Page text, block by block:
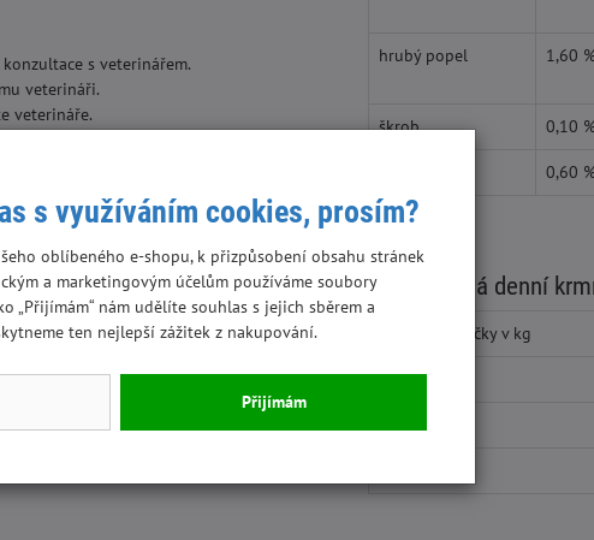
s veterinářem.
veterináři.
veterináře.
drůbeží), minerální látky.
jód (0,1 mg/kg).
hrubý popel 1,60
škrob 0,10
0,60
Doporučená denní
Hmotnost kočky v kg
3
s využíváním cookies, prosím?
oblíbeného e-shopu, k přizpůsobení obsahu stránek
a marketingovým účelům používáme soubory
„Přijímám“ nám udělíte souhlas s jejich sběrem a
ten nejlepší zážitek z nakupování.
Přijímám